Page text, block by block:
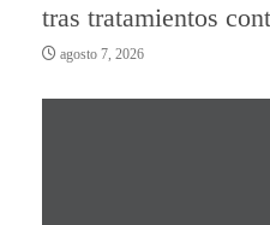
tras tratamientos
agosto 7, 2026